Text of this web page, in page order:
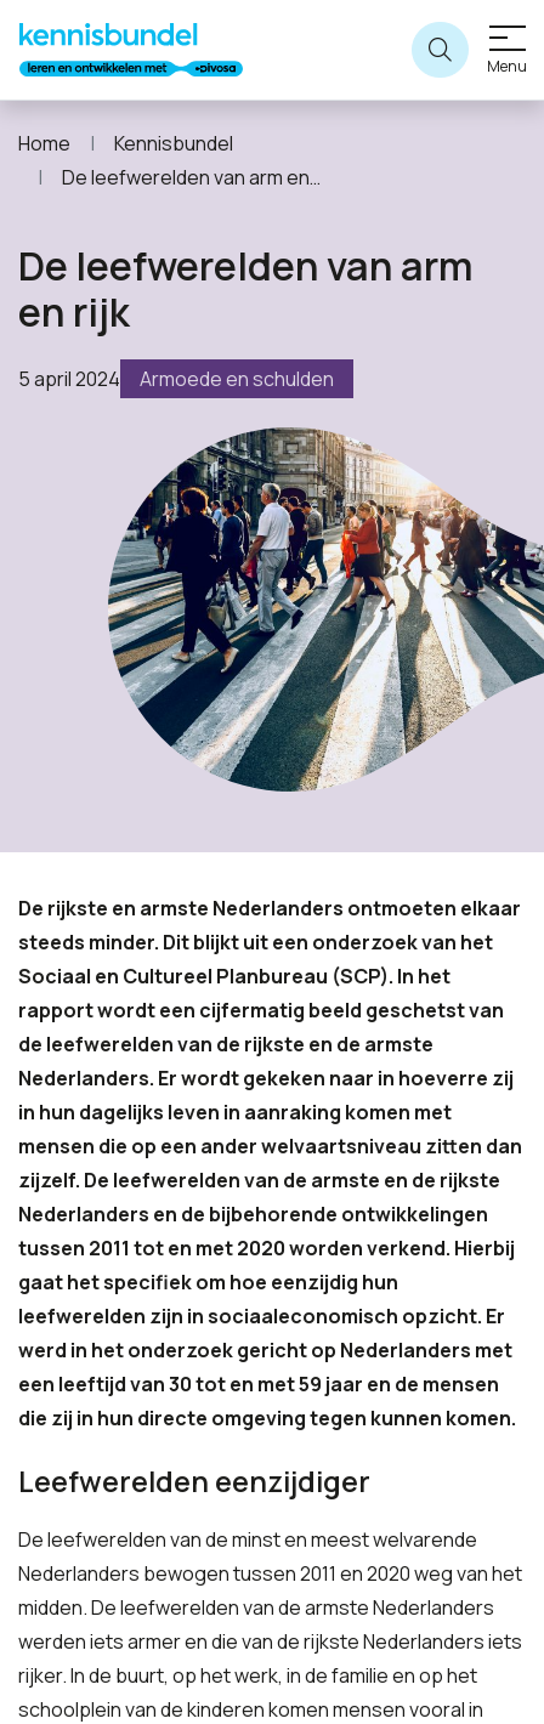
Menu
Home
Kennisbundel
De leefwerelden van arm en rijk
De leefwerelden van arm
en rijk
5 april 2024 Armoede en schulden
De rijkste en armste Nederlanders ontmoeten elkaar
steeds minder. Dit blijkt uit een onderzoek van het
Sociaal en Cultureel Planbureau (SCP). In het
rapport wordt een cijfermatig beeld geschetst van
de leefwerelden van de rijkste en de armste
Nederlanders. Er wordt gekeken naar in hoeverre zij
in hun dagelijks leven in aanraking komen met
mensen die op een ander welvaartsniveau zitten dan
zijzelf. De leefwerelden van de armste en de rijkste
Nederlanders en de bijbehorende ontwikkelingen
tussen 2011 tot en met 2020 worden verkend. Hierbij
gaat het specifiek om hoe eenzijdig hun
leefwerelden zijn in sociaaleconomisch opzicht. Er
werd in het onderzoek gericht op Nederlanders met
een leeftijd van 30 tot en met 59 jaar en de mensen
die zij in hun directe omgeving tegen kunnen komen.
Leefwerelden eenzijdiger
De leefwerelden van de minst en meest welvarende
Nederlanders bewogen tussen 2011 en 2020 weg van het
midden. De leefwerelden van de armste Nederlanders
werden iets armer en die van de rijkste Nederlanders iets
rijker. In de buurt, op het werk, in de familie en op het
schoolplein van de kinderen komen mensen vooral in